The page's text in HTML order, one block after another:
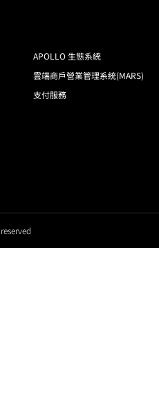
APOLLO 生態系統
雲端商戶營業管理系統(MARS)
支付服務